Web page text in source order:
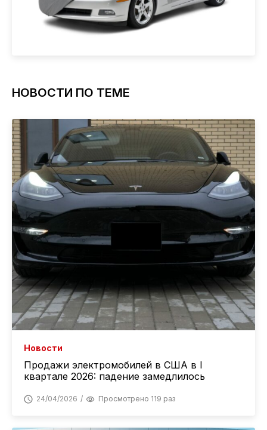
НОВОСТИ ПО ТЕМЕ
Новости
Продажи электромобилей в США в I
квартале 2026: падение замедлилось
24/04/2026 Просмотрено 119 раз